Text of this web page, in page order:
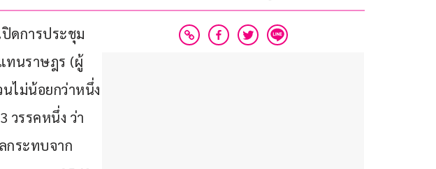
ดการประชุม
ทนราษฎร (ผู้
ไม่น้อยกว่าหนึ่ง
วรรคหนึ่ง ว่า
กระทบจาก